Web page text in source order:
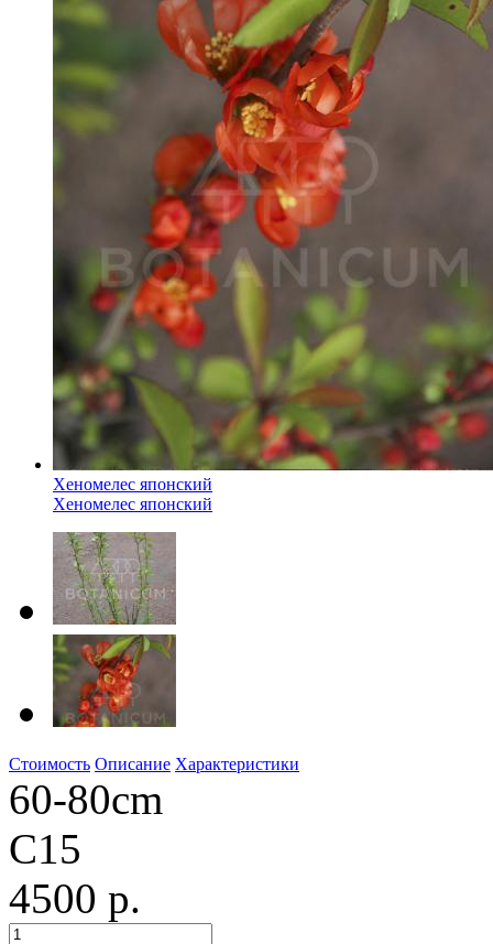
Хеномелес японский
Хеномелес японский
Стоимость Описание Характеристики
60-80cm
C15
4500 р.